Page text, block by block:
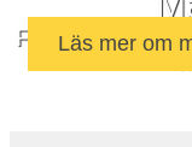
Fasader eller
Läs mer om